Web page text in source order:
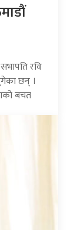
सभापति रवि
छन् ।
बचत